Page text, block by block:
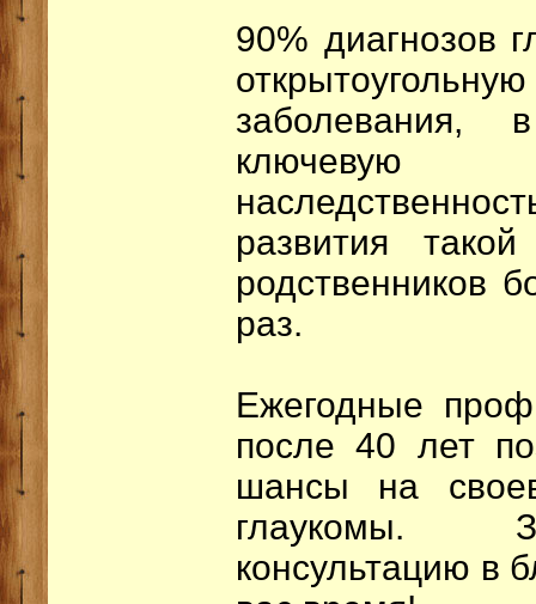
90% диагнозов
заболевания,
развития
родственников
раз.
Ежегодные
после 40 лет
шансы на
глаукомы.
консультацию в